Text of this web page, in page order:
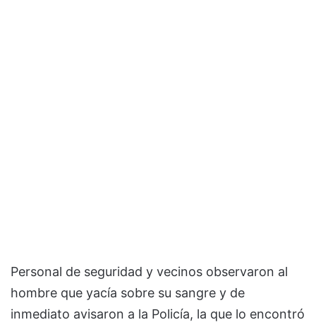
Personal de seguridad y vecinos observaron al
hombre que yacía sobre su sangre y de
inmediato avisaron a la Policía, la que lo encontró